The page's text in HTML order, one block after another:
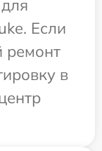
Если
ремонт
в